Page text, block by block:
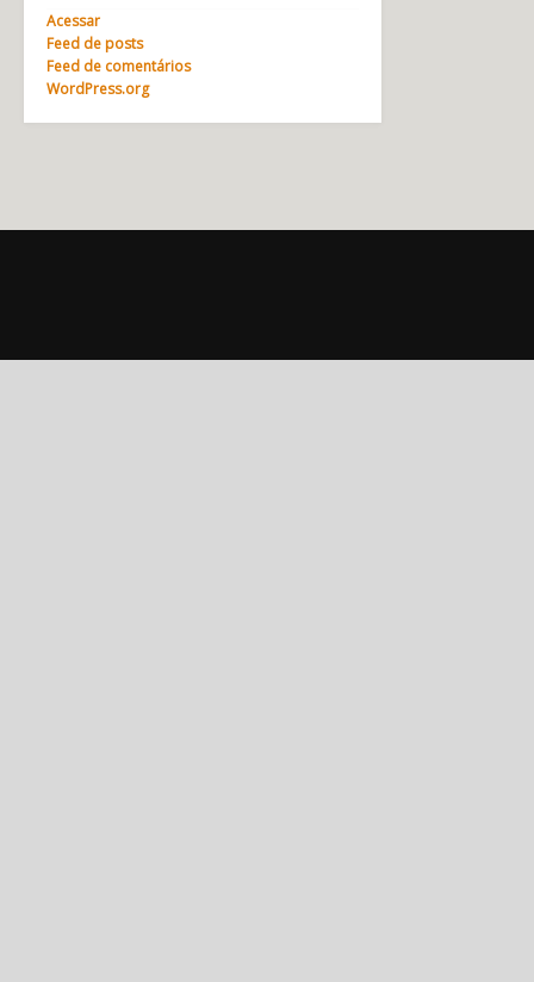
Acessar
Feed de posts
Feed de comentários
WordPress.org